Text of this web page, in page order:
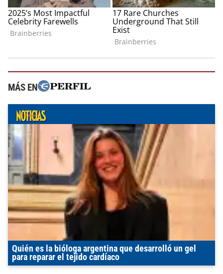
MÁS EN
Quién es la bióloga argentina que desarrolló un gel
para reparar el tejido cardíaco